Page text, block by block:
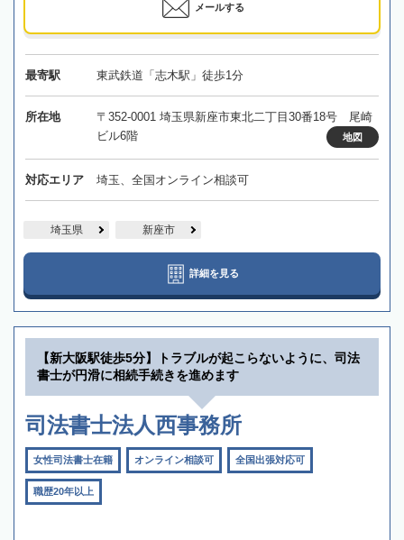
メールする
最寄駅 東武鉄道「志木駅」徒歩1分
所在地
〒352-0001 埼玉県新座市東北二丁目30番18号 尾崎
ビル6階
地図
対応エリア 埼玉、全国オンライン相談可
埼玉県 新座市
詳細を見る
【新大阪駅徒歩5分】トラブルが起こらないように、司法
書士が円滑に相続手続きを進めます
司法書士法人西事務所
女性司法書士在籍 オンライン相談可 全国出張対応可
職歴20年以上